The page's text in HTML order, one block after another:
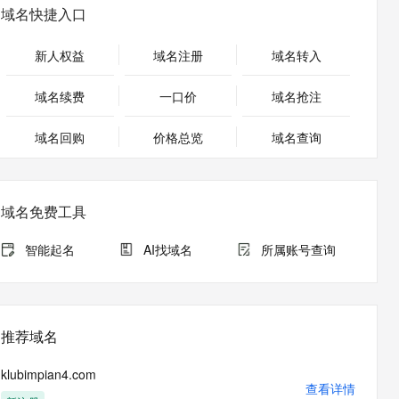
域名快捷入口
新人权益 域名注册 域名转入
域名续费 一口价 域名抢注
域名回购 价格总览 域名查询
域名免费工具
智能起名 AI找域名 所属账号查询
推荐域名
klubimpian4.com
查看详情
PolarDB
版 ACK
Agentic Database 发布